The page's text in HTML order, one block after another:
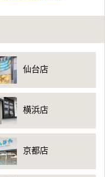
仙台店
横浜店
京都店